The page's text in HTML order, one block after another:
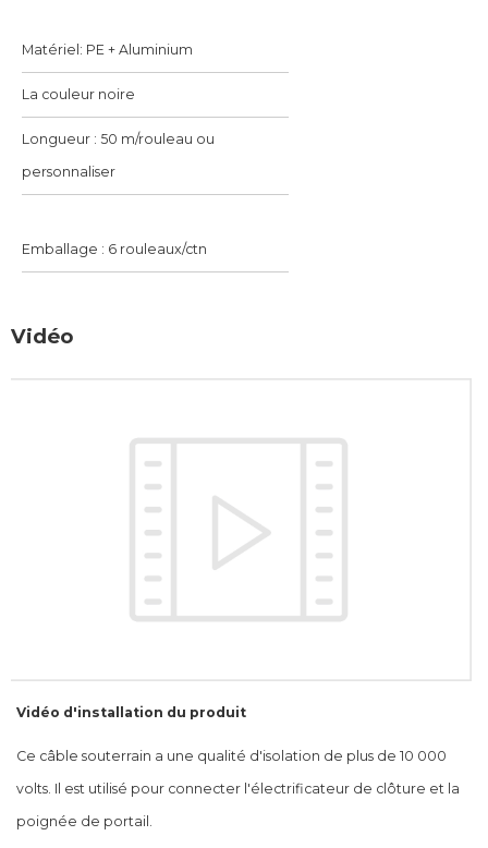
Matériel: PE + Aluminium
La couleur noire
Longueur : 50 m/rouleau ou
personnaliser
Emballage : 6 rouleaux/ctn
Vidéo
Vidéo d'installation du produit
Ce câble souterrain a une qualité d'isolation de plus de 10 000
volts. Il est utilisé pour connecter l'électrificateur de clôture et la
poignée de portail.